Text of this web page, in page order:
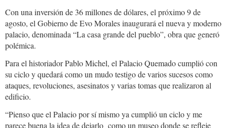
Con una inversión de 36 millones de dólares, el próximo 9 de
agosto, el Gobierno de Evo Morales inaugurará el nueva y moderno
palacio, denominada “La casa grande del pueblo”, obra que generó
polémica.
Para el historiador Pablo Michel, el Palacio Quemado cumplió con
su ciclo y quedará como un mudo testigo de varios sucesos como
ataques, revoluciones, asesinatos y varias tomas que realizaron al
edificio.
“Pienso que el Palacio por sí mismo ya cumplió un ciclo y me
parece buena la idea de dejarlo como un museo donde se refleje